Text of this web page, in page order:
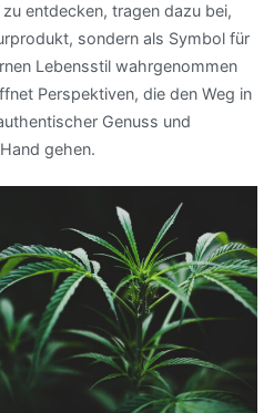
entdecken, tragen dazu bei,
sondern als Symbol für
Lebensstil wahrgenommen
Perspektiven, die den Weg in
Genuss und
gehen.